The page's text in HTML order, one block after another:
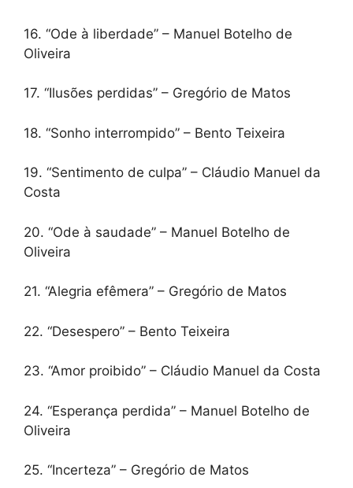
16. “Ode à liberdade” – Manuel Botelho de
Oliveira
17. “Ilusões perdidas” – Gregório de Matos
18. “Sonho interrompido” – Bento Teixeira
19. “Sentimento de culpa” – Cláudio Manuel da
Costa
20. “Ode à saudade” – Manuel Botelho de
Oliveira
21. “Alegria efêmera” – Gregório de Matos
22. “Desespero” – Bento Teixeira
23. “Amor proibido” – Cláudio Manuel da Costa
24. “Esperança perdida” – Manuel Botelho de
Oliveira
25. “Incerteza” – Gregório de Matos